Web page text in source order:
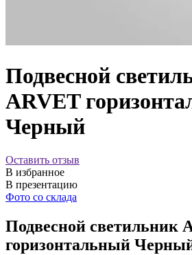
Подвесной
ARVET
Черный
Оставить отзыв
В избранное
В презентацию
Фото со склада
Подвесной светильник
горизонтальный